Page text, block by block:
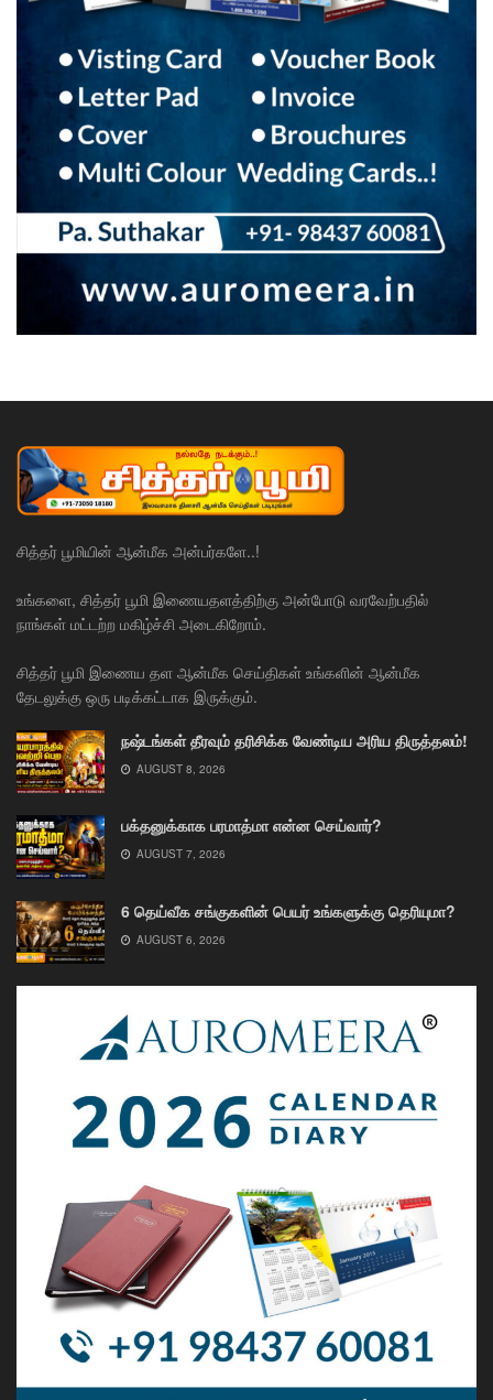
சித்தர் பூமியின் ஆன்மீக அன்பர்களே..!
உங்களை, சித்தர் பூமி இணையதளத்திற்கு அன்போடு வரவேற்பதில்
நாங்கள் மட்டற்ற மகிழ்ச்சி அடைகிறோம்.
சித்தர் பூமி இணைய தள ஆன்மீக செய்திகள் உங்களின் ஆன்மீக
தேடலுக்கு ஒரு படிக்கட்டாக இருக்கும்.
நஷ்டங்கள் தீரவும் தரிசிக்க வேண்டிய அரிய திருத்தலம்!
AUGUST 8, 2026
பக்தனுக்காக பரமாத்மா என்ன செய்வார்?
AUGUST 7, 2026
6 தெய்வீக சங்குகளின் பெயர் உங்களுக்கு தெரியுமா?
AUGUST 6, 2026